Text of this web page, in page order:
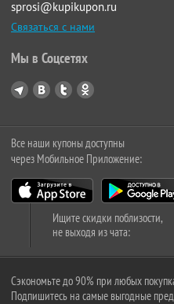
sprosi@kupikupon.ru
Связаться с нами
Мы в Соцсетях
Все наши купоны доступны
через Мобильное Приложение:
Ищите скидки поблизости,
не выходя из чата:
Сэкономьте до 90% при любых
Подпишитесь на самые выгодные